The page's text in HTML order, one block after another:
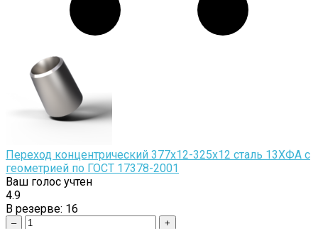
Переход концентрический 377х12-325х12 сталь 13ХФА с
геометрией по ГОСТ 17378-2001
Ваш голос учтен
4.9
В резерве: 16
– +